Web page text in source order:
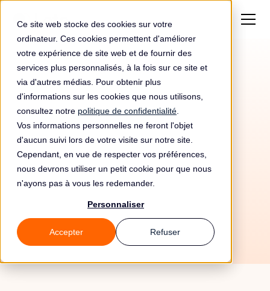
Ce site web stocke des cookies sur votre
ordinateur. Ces cookies permettent d'améliorer
votre expérience de site web et de fournir des
services plus personnalisés, à la fois sur ce site et
via d'autres médias. Pour obtenir plus
d'informations sur les cookies que nous utilisons,
consultez notre politique de confidentialité
Vos informations personnelles ne feront l'objet
d'aucun suivi lors de votre visite sur notre site.
Cependant, en vue de respecter vos préférences,
nous devrons utiliser un petit cookie pour que nous
n'ayons pas à vous les redemander.
Personnaliser
Accepter Refuser